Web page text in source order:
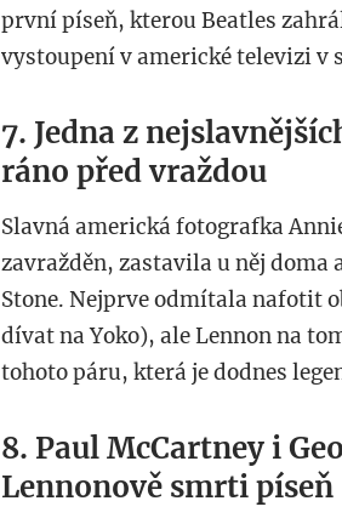
první píseň, kterou Beatles
vystoupení v americké televizi v
7. Jedna z
ráno před vraždou
Slavná americká fotografka
zavražděn, zastavila u něj
Stone. Nejprve odmítala nafotit
dívat na Yoko), ale Lennon na
tohoto páru, která je dodnes
8. Paul McCartney i
Lennonově smrti píseň